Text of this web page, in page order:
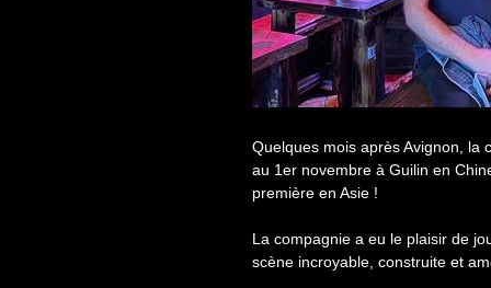
Quelques mois après Avignon, la
au 1er novembre à Guilin en
première en Asie !
La compagnie a eu le plaisir de
scène incroyable, construite et